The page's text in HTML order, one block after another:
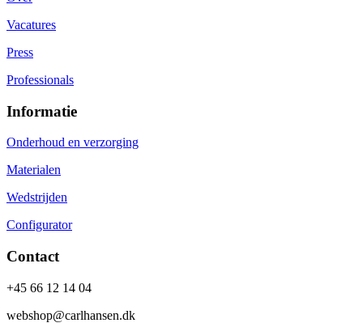
Vacatures
Press
Professionals
Informatie
Onderhoud en verzorging
Materialen
Wedstrijden
Configurator
Contact
+45 66 12 14 04
webshop@carlhansen.dk